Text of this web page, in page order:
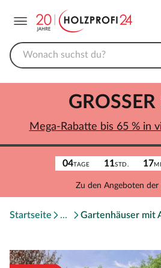
04TAGE 11STD. 17
Zu den Angeboten der
GROSSER
Mega-Rabatte bis 65 % in
Startseite Gartenhäuser mit